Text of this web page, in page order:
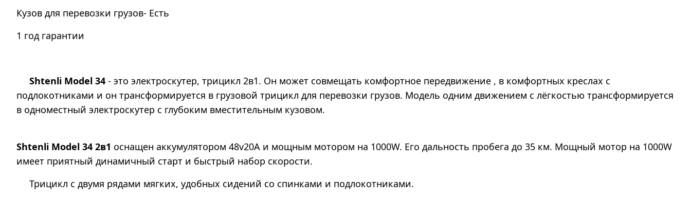
Кузов для перевозки грузов- Есть
1 год гарантии
Shtenli Model 34 - это электроскутер, трицикл 2в1. Он может совмещать комфортное передвижение , в комфортных креслах с
подлокотниками и он трансформируется в грузовой трицикл для перевозки грузов. Модель одним движением с лёгкостью трансформируется
в одноместный электроскутер с глубоким вместительным кузовом.
Shtenli Model 34 2в1 оснащен аккумулятором 48v20А и мощным мотором на 1000W. Его дальность пробега до 35 км. Мощный мотор на 1000W
имеет приятный динамичный старт и быстрый набор скорости.
Трицикл с двумя рядами мягких, удобных сидений со спинками и подлокотниками.